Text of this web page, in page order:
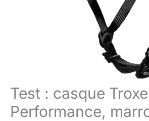
Test : casque
Performance,